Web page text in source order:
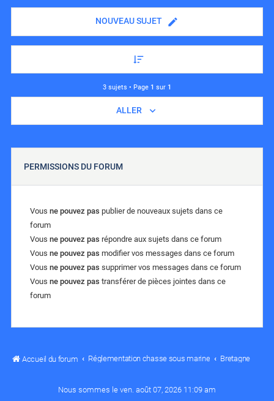
NOUVEAU SUJET
3 sujets • Page 1 sur 1
ALLER
PERMISSIONS DU FORUM
Vous ne pouvez pas publier de nouveaux sujets dans ce
forum
Vous ne pouvez pas répondre aux sujets dans ce forum
Vous ne pouvez pas modifier vos messages dans ce forum
Vous ne pouvez pas supprimer vos messages dans ce forum
Vous ne pouvez pas transférer de pièces jointes dans ce
forum
Accueil du forum Réglementation chasse sous marine Bretagne
Nous sommes le ven. août 07, 2026 11:09 am